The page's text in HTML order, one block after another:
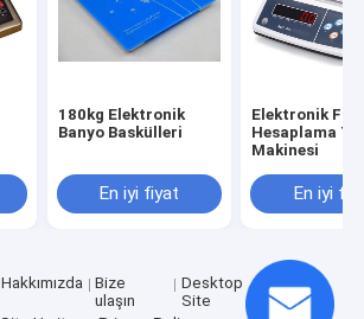
180kg Elektronik
Banyo Baskülleri
En iyi fiyat
Elektronik
Hesaplama
Makinesi
En iyi
Hakkımızda
Bize
ulaşın
Desktop
Site